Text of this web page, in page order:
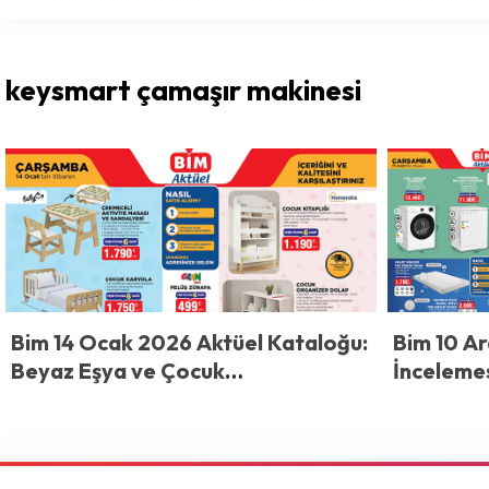
keysmart çamaşır makinesi
Bim 14 Ocak 2026 Aktüel Kataloğu:
Beyaz Eşya ve Çocuk
Bim 10